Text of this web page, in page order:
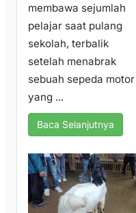
membawa sejumlah
pelajar saat pulang
sekolah, terbalik
setelah menabrak
sebuah sepeda motor
yang ...
Baca Selanjutnya